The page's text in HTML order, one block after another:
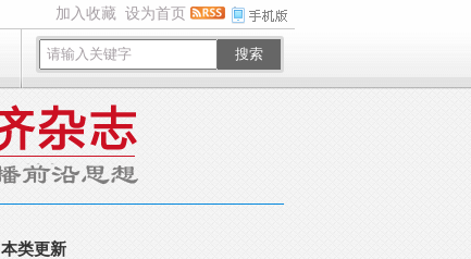
加入收藏 设为首页
搜索
本类更新